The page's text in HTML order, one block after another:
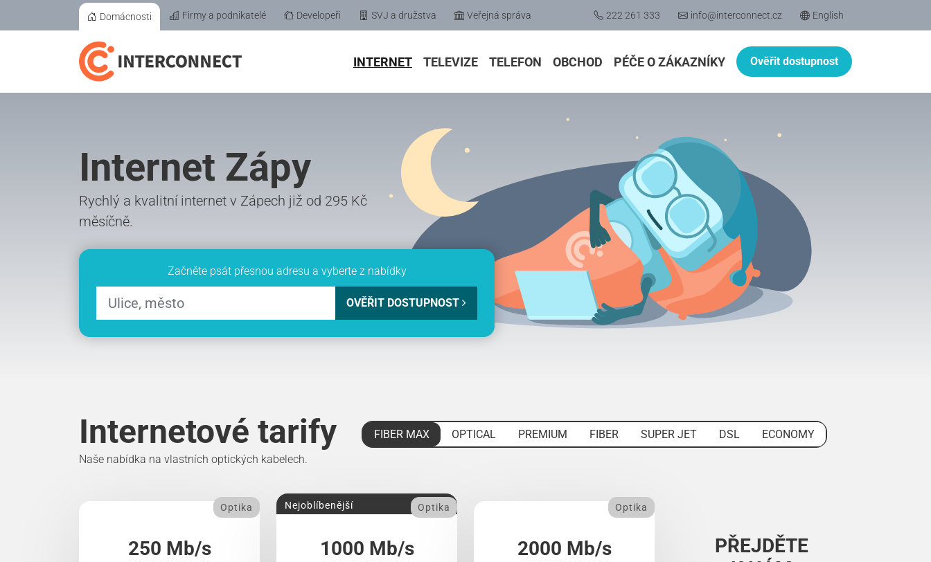
Domácnosti Firmy a podnikatelé Developeři SVJ a družstva Veřejná správa 222 261 333 info@interconnect.cz English
INTERNET TELEVIZE TELEFON OBCHOD PÉČE O ZÁKAZNÍKY Ověřit dostupnost
Internet Zápy
Rychlý a kvalitní internet v Zápech již od 295 Kč
měsíčně.
Začněte psát přesnou adresu a vyberte z nabídky
OVĚŘIT DOSTUPNOST
Internetové tarify FIBER MAX OPTICAL PREMIUM FIBER SUPER JET DSL
ECONOMY
Naše nabídka na vlastních optických kabelech.
250 Mb/s
Optika
1000 Mb/s
Nejoblíbenější Optika
2000 Mb/s
Optika
PŘEJDĚTE